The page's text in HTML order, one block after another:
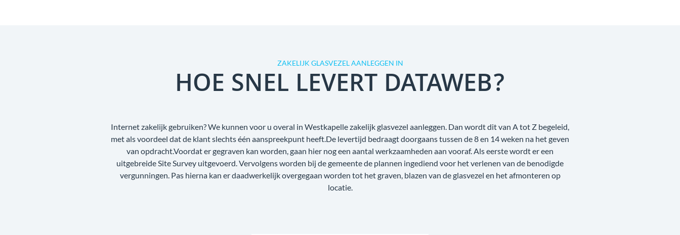
ZAKELIJK GLASVEZEL AANLEGGEN IN
HOE SNEL LEVERT DATAWEB?
Internet zakelijk gebruiken? We kunnen voor u overal in Westkapelle zakelijk glasvezel aanleggen. Dan wordt dit van A tot Z begeleid,
met als voordeel dat de klant slechts één aanspreekpunt heeft.De levertijd bedraagt doorgaans tussen de 8 en 14 weken na het geven
van opdracht.Voordat er gegraven kan worden, gaan hier nog een aantal werkzaamheden aan vooraf. Als eerste wordt er een
uitgebreide Site Survey uitgevoerd. Vervolgens worden bij de gemeente de plannen ingediend voor het verlenen van de benodigde
vergunningen. Pas hierna kan er daadwerkelijk overgegaan worden tot het graven, blazen van de glasvezel en het afmonteren op
locatie.